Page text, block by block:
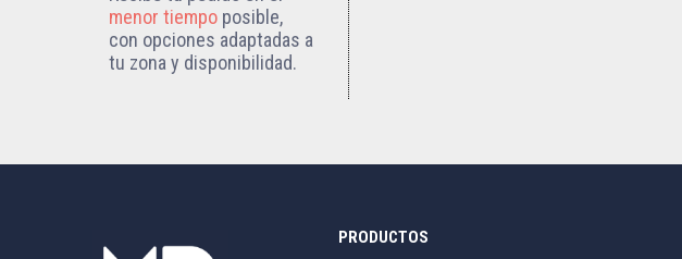
menor tiempo posible,
con opciones adaptadas a
tu zona y disponibilidad.
PRODUCTOS